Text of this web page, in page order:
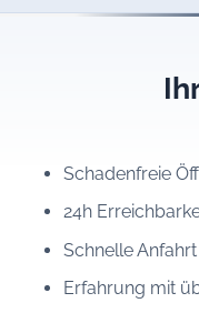
Schadenfreie
24h
Schnelle
Erfahrung mit